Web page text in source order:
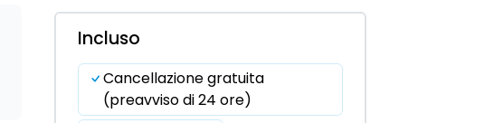
Incluso
Cancellazione gratuita
(preavviso di 24 ore)